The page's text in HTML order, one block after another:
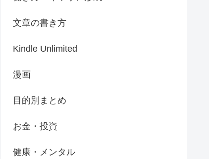
文章の書き方
Kindle Unlimited
漫画
目的別まとめ
お金・投資
健康・メンタル